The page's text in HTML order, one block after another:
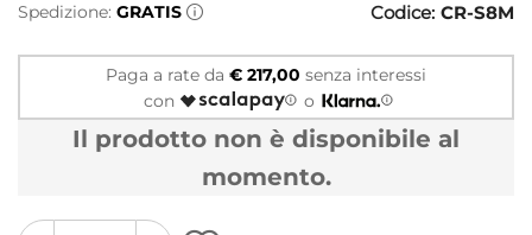
Spedizione: GRATIS Codice: CR-S8M
Paga a rate da € 217,00 senza interessi
con
o
Il prodotto non è disponibile al
momento.